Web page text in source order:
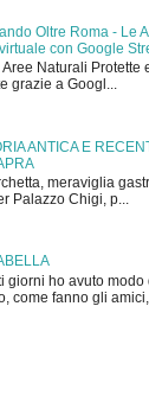
Oltre Roma - Le
con Google
Aree Naturali
grazie a Googl...
ANTICA E
meraviglia
Palazzo Chigi, p...
giorni ho avuto
come fanno gli amici,